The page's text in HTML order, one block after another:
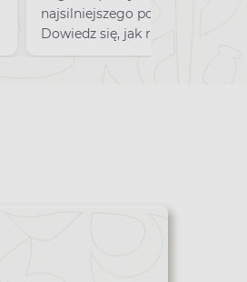
najsilniejszego podniecenia
Dowiedz się, jak rozpoznać
trwa i jakie są rodzaje